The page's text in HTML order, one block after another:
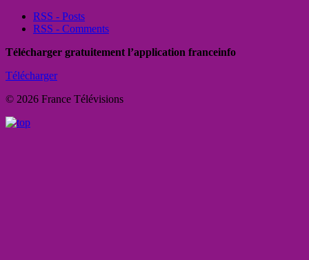
RSS - Posts
RSS - Comments
Télécharger gratuitement l’application franceinfo
Télécharger
© 2026 France Télévisions